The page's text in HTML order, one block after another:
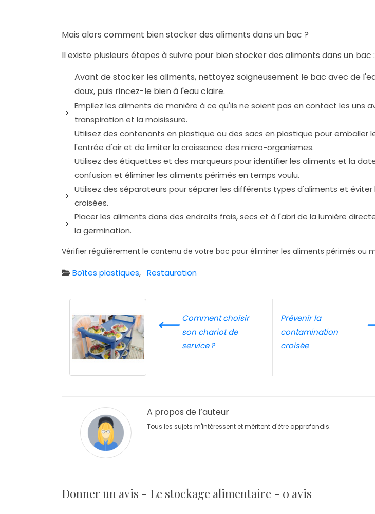
Mais alors comment bien stocker des aliments dans un bac ?
Il existe plusieurs étapes à suivre pour bien stocker des aliments dans un bac :
Avant de stocker les aliments, nettoyez soigneusement le bac avec de
doux, puis rincez-le bien à l'eau claire.
Empilez les aliments de manière à ce qu'ils ne soient pas en contact les uns
transpiration et la moisissure.
Utilisez des contenants en plastique ou des sacs en plastique pour emballer
l'entrée d'air et de limiter la croissance des micro-organismes.
Utilisez des étiquettes et des marqueurs pour identifier les aliments et la
confusion et éliminer les aliments périmés en temps voulu.
Utilisez des séparateurs pour séparer les différents types d'aliments et éviter
croisées.
Placer les aliments dans des endroits frais, secs et à l'abri de la lumière
la germination.
Vérifier régulièrement le contenu de votre bac pour éliminer les aliments périmés ou
Boîtes plastiques, Restauration
⟵ Comment choisir
son chariot de
service ?
Prévenir la
contamination
croisée
A propos de l’auteur
Tous les sujets m'intéressent et méritent d'être approfondis.
Donner un avis - Le stockage alimentaire - 0 avis